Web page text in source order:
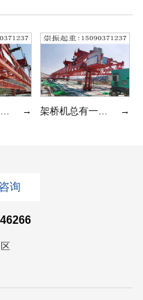
→ →
架桥机总有一款满足您的需要
询